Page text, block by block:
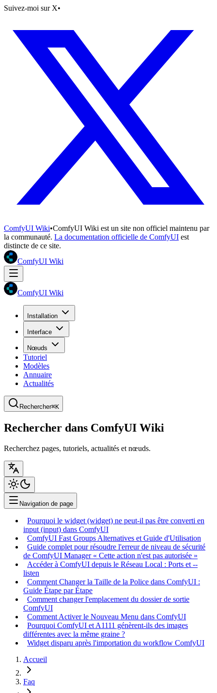
Suivez-moi sur X•
ComfyUI Wiki•ComfyUI Wiki est un site non officiel maintenu par
la communauté. La documentation officielle de ComfyUI est
distincte de ce site.
ComfyUI Wiki
ComfyUI Wiki
Installation
Interface
Nœuds
Tutoriel
Modèles
Annuaire
Actualités
Rechercher⌘K
Rechercher dans ComfyUI Wiki
Recherchez pages, tutoriels, actualités et nœuds.
Navigation de page
Pourquoi le widget (widget) ne peut-il pas être converti en
input (input) dans ComfyUI
ComfyUI Fast Groups Alternatives et Guide d'Utilisation
Guide complet pour résoudre l'erreur de niveau de sécurité
de ComfyUI Manager « Cette action n'est pas autorisée »
Accéder à ComfyUI depuis le Réseau Local : Ports et --
listen
Comment Changer la Taille de la Police dans ComfyUI :
Guide Étape par Étape
Comment changer l'emplacement du dossier de sortie
ComfyUI
Comment Activer le Nouveau Menu dans ComfyUI
Pourquoi ComfyUI et A1111 génèrent-ils des images
différentes avec la même graine ?
Widget disparu après l'importation du workflow ComfyUI
Accueil
Faq